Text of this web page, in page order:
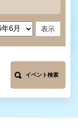
イベント検索